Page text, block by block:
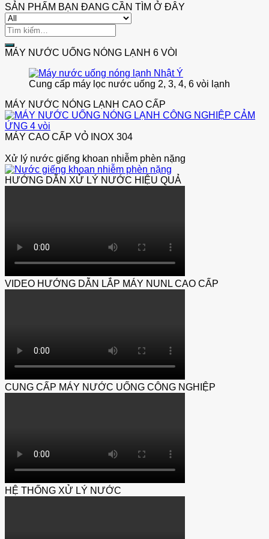
SẢN PHẤM BẠN ĐANG CẦN TÌM Ở ĐÂY
Tìm
kiếm:
MÁY NƯỚC UỐNG NÓNG LẠNH 6 VÒI
Cung cấp máy lọc nước uống 2, 3, 4, 6 vòi lạnh
MÁY NƯỚC NÓNG LẠNH CAO CẤP
MÁY CAO CẤP VỎ INOX 304
Xử lý nước giếng khoan nhiễm phèn nặng
HƯỚNG DẪN XỬ LÝ NƯỚC HIỆU QUẢ
VIDEO HƯỚNG DẪN LẮP MÁY NUNL CAO CẤP
CUNG CẤP MÁY NƯỚC UỐNG CÔNG NGHIỆP
HỆ THỐNG XỬ LÝ NƯỚC